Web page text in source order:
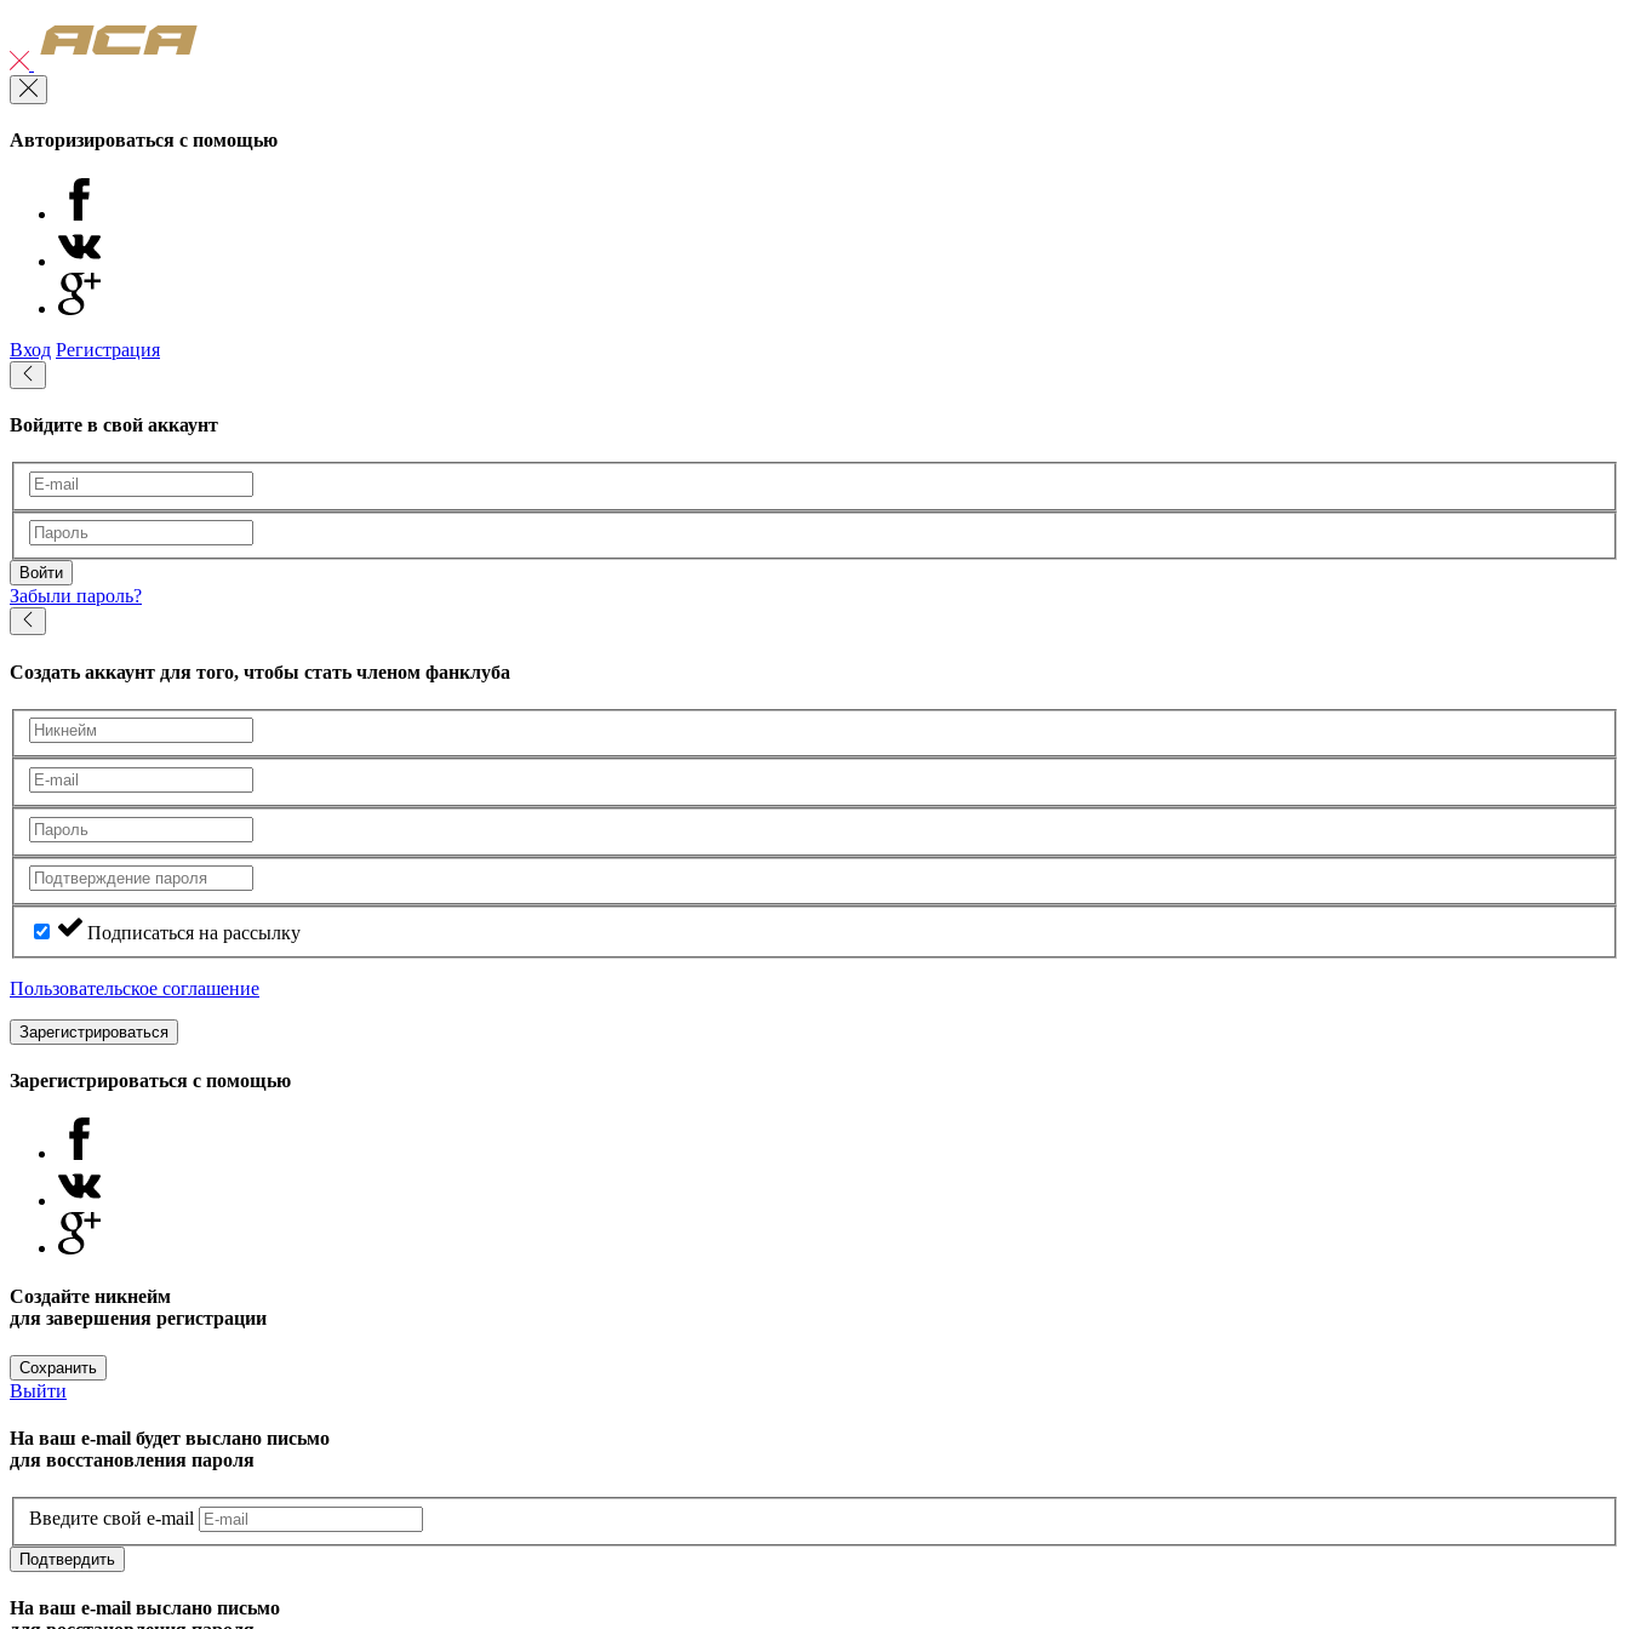
Авторизироваться с помощью
Вход Регистрация
Войдите в свой аккаунт
Войти
Забыли пароль?
Создать аккаунт для того, чтобы стать членом фанклуба
Подписаться на рассылку
Пользовательское соглашение
Зарегистрироваться
Зарегистрироваться с помощью
Создайте никнейм
для завершения регистрации
Сохранить
Выйти
На ваш e-mail будет выслано письмо
для восстановления пароля
Введите свой e-mail
Подтвердить
На ваш e-mail выслано письмо